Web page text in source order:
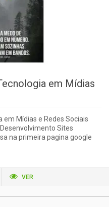
em Mídias
em Mídias e Redes Sociais
Sites
na primeira pagina google
VER